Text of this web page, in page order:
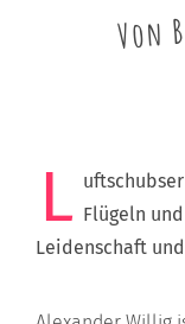
Von
L Flügeln
Leidenschaft